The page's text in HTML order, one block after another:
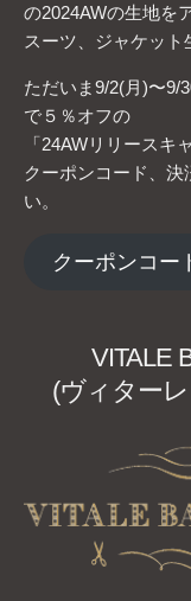
の2024AWの生地を
スーツ、ジャケット
ただいま9/2(月)〜9/
で５％オフの
「24AWリリースキ
クーポンコード、
い。
クーポンコー
VITALE
(ヴィター